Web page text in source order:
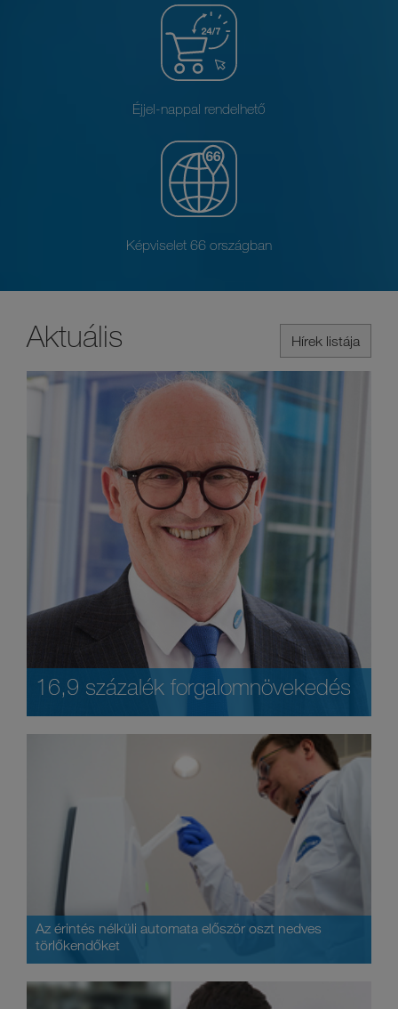
Éjjel-nappal rendelhető
Képviselet 66 országban
Hírek listája
Aktuális
16,9 százalék forgalomnövekedés
Az érintés nélküli automata először oszt nedves
törlőkendőket